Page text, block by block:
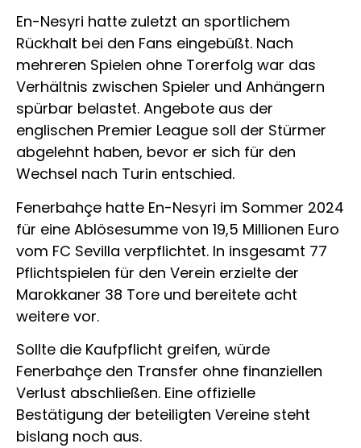
En-Nesyri hatte zuletzt an sportlichem
Rückhalt bei den Fans eingebüßt. Nach
mehreren Spielen ohne Torerfolg war das
Verhältnis zwischen Spieler und Anhängern
spürbar belastet. Angebote aus der
englischen Premier League soll der Stürmer
abgelehnt haben, bevor er sich für den
Wechsel nach Turin entschied.
Fenerbahçe hatte En-Nesyri im Sommer 2024
für eine Ablösesumme von 19,5 Millionen Euro
vom FC Sevilla verpflichtet. In insgesamt 77
Pflichtspielen für den Verein erzielte der
Marokkaner 38 Tore und bereitete acht
weitere vor.
Sollte die Kaufpflicht greifen, würde
Fenerbahçe den Transfer ohne finanziellen
Verlust abschließen. Eine offizielle
Bestätigung der beteiligten Vereine steht
bislang noch aus.